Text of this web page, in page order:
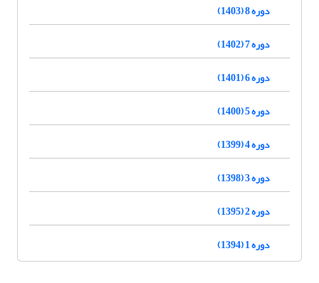
دوره 8 (1403)
دوره 7 (1402)
دوره 6 (1401)
دوره 5 (1400)
دوره 4 (1399)
دوره 3 (1398)
دوره 2 (1395)
دوره 1 (1394)